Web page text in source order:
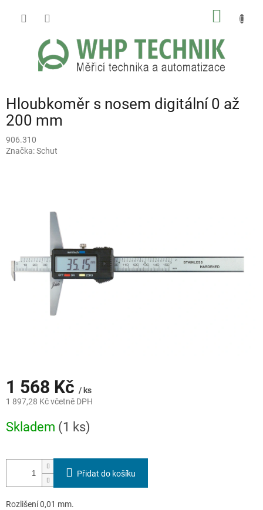
Hloubkoměr s nosem digitální 0 až
200 mm
906.310
Značka:Schut
1 568 Kč / ks
1 897,28 Kč včetně DPH
cena:
Skladem (1 ks)
Přidat do košíku
Rozlišení 0,01 mm.